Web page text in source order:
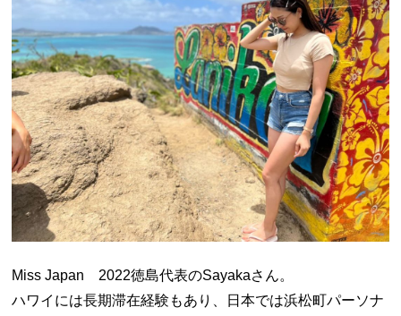
Miss Japan 2022徳島代表のSayakaさん。
ハワイには長期滞在経験もあり、日本では浜松町パーソナ